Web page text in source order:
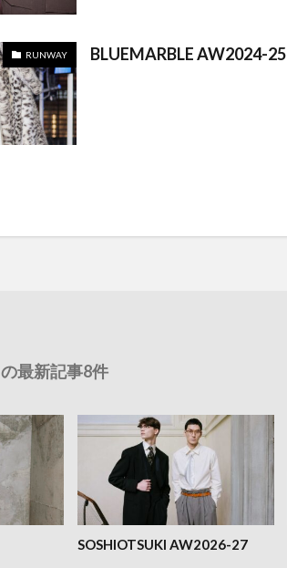
RUNWAY BLUEMARBLE AW2024-25
の最新記事8件
SOSHIOTSUKI AW2026-27